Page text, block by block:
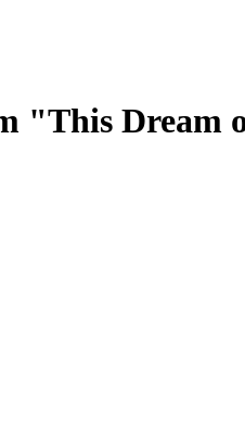
"This Dream